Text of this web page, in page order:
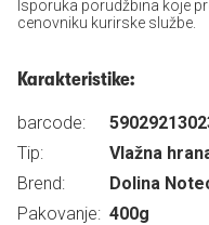
Isporuka porudžbina koje
cenovniku kurirske službe.
Karakteristike:
barcode:
Tip:
Vlažna
Brend:
Dolina
Pakovanje: 400g